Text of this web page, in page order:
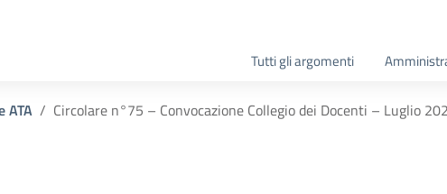
Tutti gli argomenti
ATA Circolare n°75 – Convocazione Collegio dei Docenti – Luglio